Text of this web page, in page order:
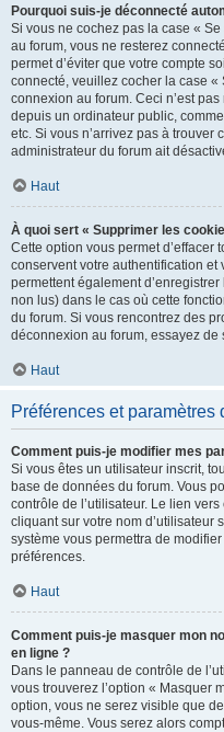
Pourquoi suis-je déconnecté
Si vous ne cochez pas la case «
au forum, vous ne resterez
permet d’éviter que votre compte
connecté, veuillez cocher la case
connexion au forum. Ceci n’est
depuis un ordinateur public,
etc. Si vous n’arrivez pas à trouver
administrateur du forum ait
Haut
À quoi sert « Supprimer les
Cette option vous permet d’effacer
conservent votre authentification
permettent également
non lus) dans le cas où cette
du forum. Si vous rencontrez des
déconnexion au forum, essayez de
Haut
Préférences et paramètres
Comment puis-je modifier mes
Si vous êtes un utilisateur inscrit,
base de données du forum. Vous
contrôle de l’utilisateur. Le lien
cliquant sur votre nom d’utilisateur
système vous permettra de
préférences.
Haut
Comment puis-je masquer mon
en ligne ?
Dans le panneau de contrôle de
vous trouverez l’option « Masquer
option, vous ne serez visible que
vous-même. Vous serez alors